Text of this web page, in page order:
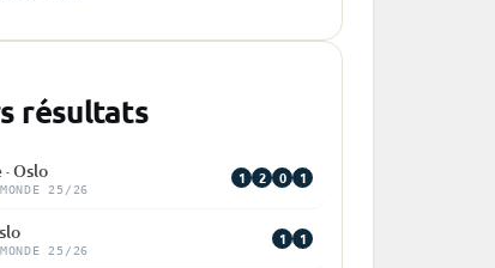
résultats
Oslo
25/26
1 2 0 1
25/26
1 1